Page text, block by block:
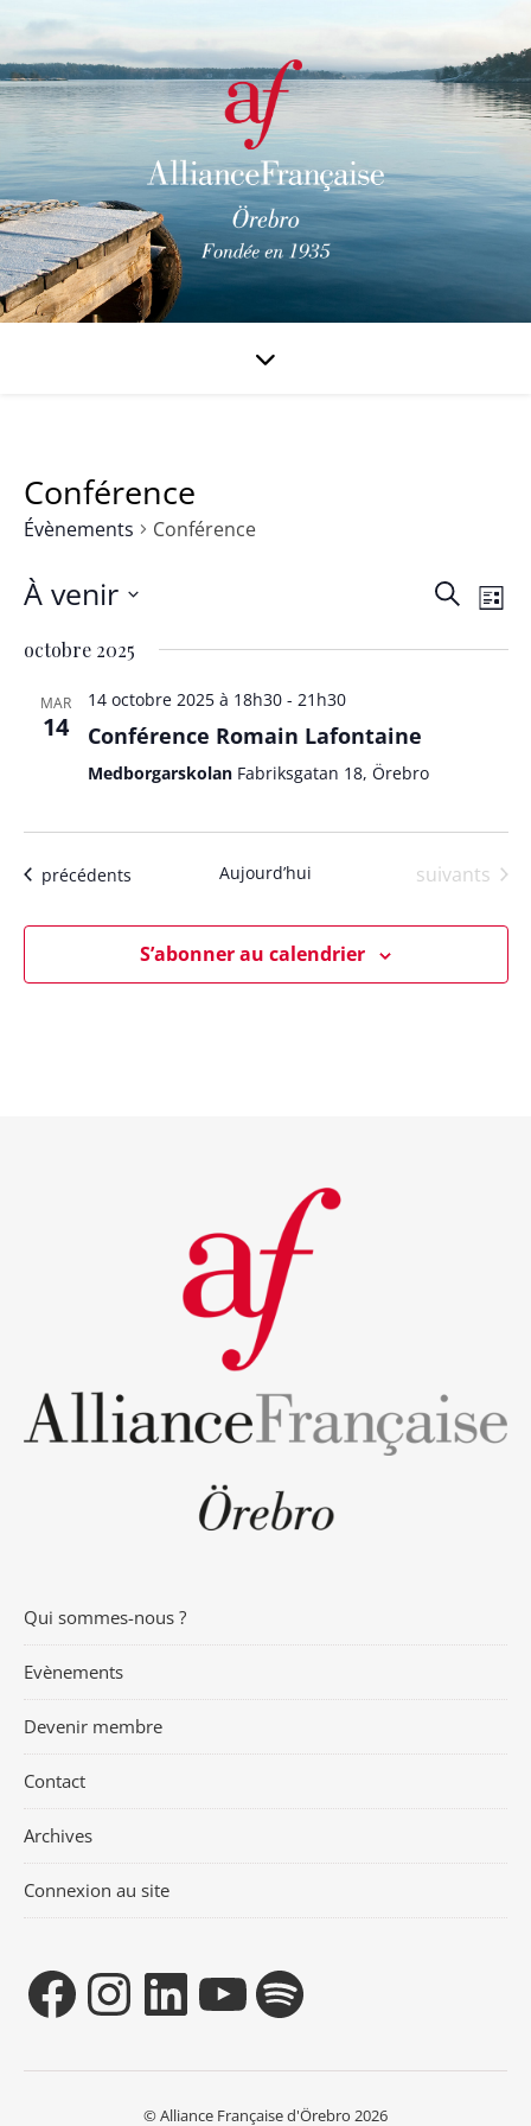
Conférence
Évènements Conférence
et
de
vues
de
Liste
À venir
une
octobre 2025
MAR
14
14 octobre 2025 à 18h30- 21h30
Conférence Romain Lafontaine
Medborgarskolan Fabriksgatan 18, Örebro
Évènements
précédents Aujourd’hui Évènements
suivants
S’abonner au calendrier
Qui sommes-nous ?
Evènements
Devenir membre
Contact
Archives
Connexion au site
© Alliance Française d'Örebro 2026